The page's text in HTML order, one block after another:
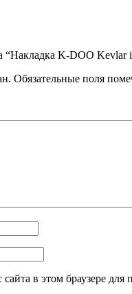
“Накладка K-DOO Kevlar
Обязательные поля
в этом браузере